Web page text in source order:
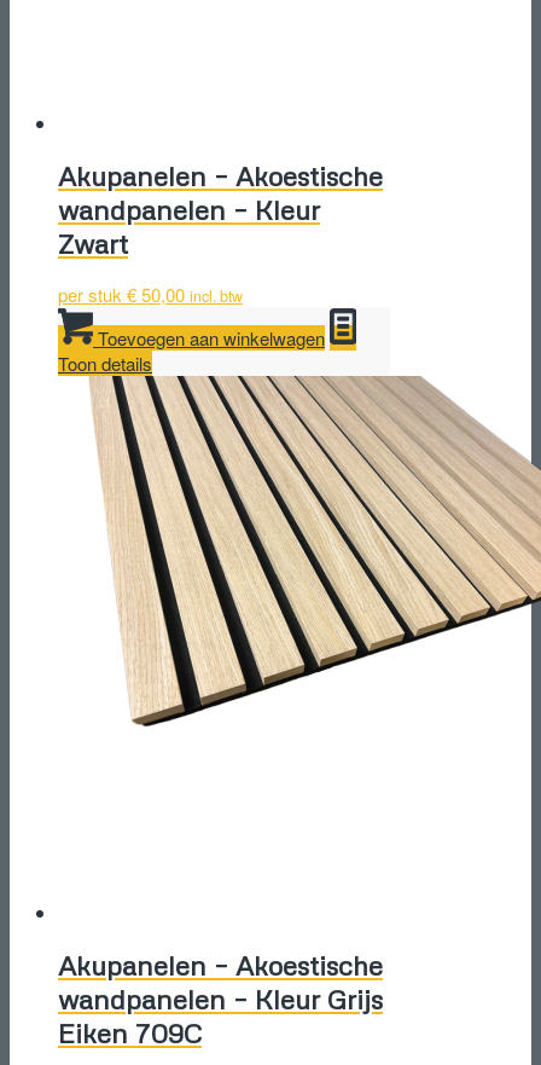
Akupanelen – Akoestische
wandpanelen – Kleur
Zwart
per stuk€50,00 incl. btw
Toevoegen aan winkelwagen
Toon details
Akupanelen – Akoestische
wandpanelen – Kleur Grijs
Eiken 709C